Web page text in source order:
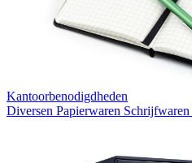
Kantoorbenodigdheden
Diversen Papierwaren Schrijfwaren